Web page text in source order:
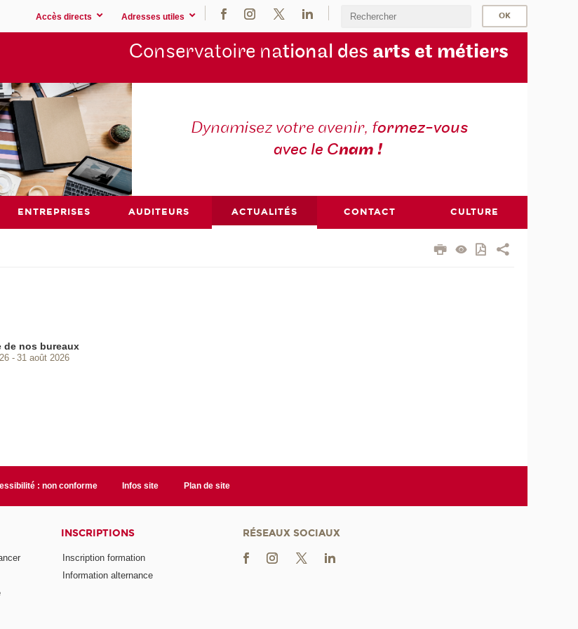
Accès directs Adresses utiles
Conservatoire national des arts et métiers
Dynamisez votre avenir, formez-vous
avec le Cnam !
ENTREPRISES AUDITEURS ACTUALITÉS CONTACT CULTURE
de nos bureaux
31 août 2026
: non conforme Infos site Plan de site
INSCRIPTIONS
Inscription formation
Information alternance
RÉSEAUX SOCIAUX